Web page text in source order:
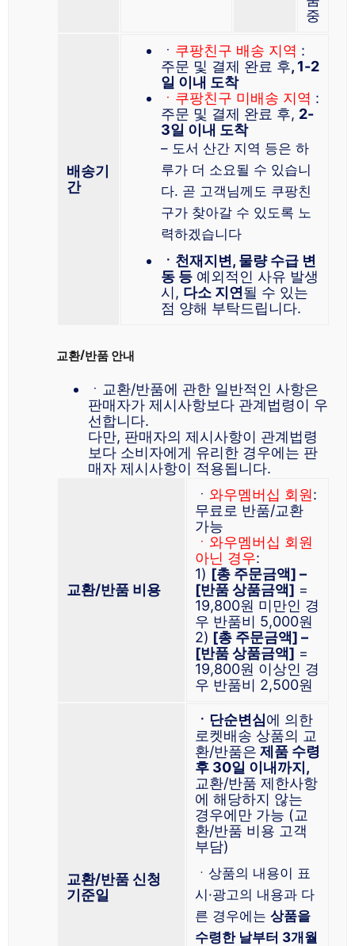
중
배송기
간
ㆍ 쿠팡친구 배송 지역 :
주문 및 결제 완료 후, 1-2
일 이내 도착
ㆍ쿠팡친구 미배송 지역 :
주문 및 결제 완료 후, 2-
3일 이내 도착
– 도서 산간 지역 등은 하
루가 더 소요될 수 있습니
다. 곧 고객님께도 쿠팡친
구가 찾아갈 수 있도록 노
력하겠습니다
ㆍ천재지변, 물량 수급 변
동 등 예외적인 사유 발생
시, 다소 지연될 수 있는
점 양해 부탁드립니다.
교환/반품 안내
ㆍ교환/반품에 관한 일반적인 사항은
판매자가 제시사항보다 관계법령이 우
선합니다.
다만, 판매자의 제시사항이 관계법령
보다 소비자에게 유리한 경우에는 판
매자 제시사항이 적용됩니다.
교환/반품 비용
ㆍ 와우멤버십 회원:
무료로 반품/교환
가능
ㆍ와우멤버십 회원
아닌 경우:
1) [총 주문금액] –
[반품 상품금액] =
19,800원 미만인 경
우 반품비 5,000원
2) [총 주문금액] –
[반품 상품금액] =
19,800원 이상인 경
우 반품비 2,500원
교환/반품 신청
기준일
ㆍ단순변심에 의한
로켓배송 상품의 교
환/반품은 제품 수령
후 30일 이내까지,
교환/반품 제한사항
에 해당하지 않는
경우에만 가능 (교
환/반품 비용 고객
부담)
ㆍ상품의 내용이 표
시·광고의 내용과 다
른 경우에는 상품을
수령한 날부터 3개월